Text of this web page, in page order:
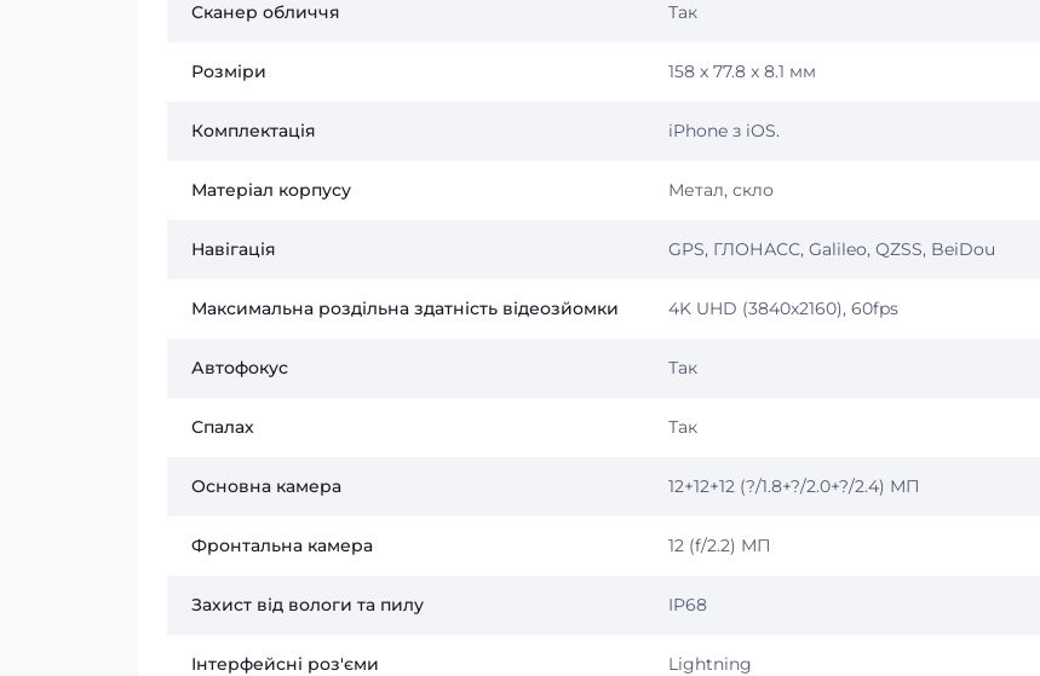
Сканер обличчя Так
Розміри 158 x 77.8 x 8.1 мм
Комплектація iPhone з iOS.
Матеріал корпусу Метал, скло
Навігація GPS, ГЛОНАСС, Galileo, QZSS, BeiDou
Максимальна роздільна здатність відеозйомки 4K UHD (3840x2160), 60fps
Автофокус Так
Спалах Так
Основна камера 12+12+12 (?/1.8+?/2.0+?/2.4) МП
Фронтальна камера 12 (f/2.2) МП
Захист від вологи та пилу IP68
Інтерфейсні роз'єми Lightning